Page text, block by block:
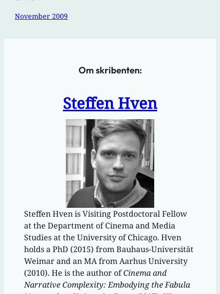
November 2009
Om skribenten:
Steffen Hven
Steffen Hven is Visiting Postdoctoral Fellow
at the Department of Cinema and Media
Studies at the University of Chicago. Hven
holds a PhD (2015) from Bauhaus-Universität
Weimar and an MA from Aarhus University
(2010). He is the author ofCinema and
Narrative Complexity: Embodying the Fabula